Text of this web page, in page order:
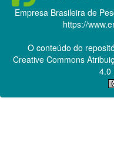
Empresa Brasileira de
https://
O conteúdo do
Creative Commons
4.0